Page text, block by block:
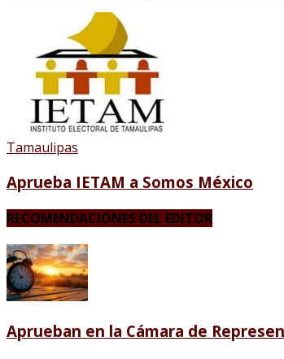
Tamaulipas
Aprueba IETAM a Somos México
RECOMENDACIONES DEL EDITOR
Aprueban en la Cámara de